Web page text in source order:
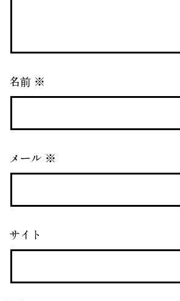
名前 ※
メール ※
サイト